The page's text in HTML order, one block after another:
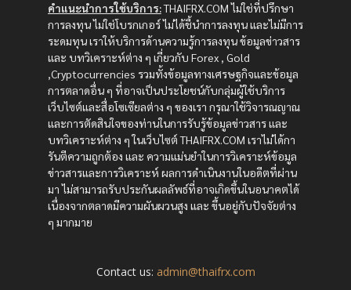
คำแนะนำการใช้บริการ:THAIFRX.COM ไม่ใช่ที่ปรึกษา
การลงทุน ไม่ใช่โบรกเกอร์ ไม่ได้ชี้นำการลงทุน และไม่มีการ
ระดมทุน เราให้บริการด้านความรู้การลงทุน ข้อมูลข่าวสาร
และ บทวิเคราะห์ต่าง ๆ เกี่ยวกับ Forex , Gold
,Cryptocurrencies รวมทั้งข้อมูลทางเศรษฐกิจและข้อมูล
การตลาดอื่น ๆ ที่อาจเป็นประโยชน์กับกลุ่มผู้ใช้บริการ
เว็บไซต์และสื่อโซเซียลต่าง ๆ ของเรา กรุณาใช้วิจารณญาณ
และการตัดสินใจของท่านในการรับรู้ข้อมูลข่าวสาร และ
บทวิเคราะห์ต่าง ๆ ในเว็บไซต์ THAIFRX.COM เราไม่ได้กา
รันตีความถูกต้อง และ ความแม่นยำในการวิเคราะห์ข้อมูล
ข่าวสารและการวิเคราะห์ ผลการดำเนินงานในอดีตที่ผ่าน
มา ไม่สามารถรับประกันผลลัพธ์ที่อาจเกิดขึ้นในอนาคตได้
เนื่องจากตลาดมีความผันผวนสูง และ ขึ้นอยู่กับปัจจัยต่าง
ๆ มากมาย
Contact us: admin@thaifrx.com